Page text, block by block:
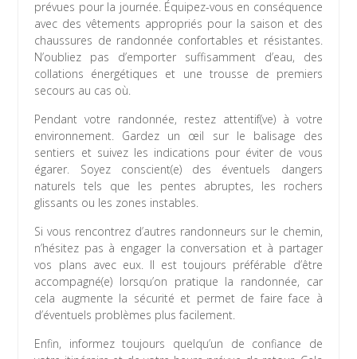
prévues pour la journée. Équipez-vous en conséquence
avec des vêtements appropriés pour la saison et des
chaussures de randonnée confortables et résistantes.
N’oubliez pas d’emporter suffisamment d’eau, des
collations énergétiques et une trousse de premiers
secours au cas où.
Pendant votre randonnée, restez attentif(ve) à votre
environnement. Gardez un œil sur le balisage des
sentiers et suivez les indications pour éviter de vous
égarer. Soyez conscient(e) des éventuels dangers
naturels tels que les pentes abruptes, les rochers
glissants ou les zones instables.
Si vous rencontrez d’autres randonneurs sur le chemin,
n’hésitez pas à engager la conversation et à partager
vos plans avec eux. Il est toujours préférable d’être
accompagné(e) lorsqu’on pratique la randonnée, car
cela augmente la sécurité et permet de faire face à
d’éventuels problèmes plus facilement.
Enfin, informez toujours quelqu’un de confiance de